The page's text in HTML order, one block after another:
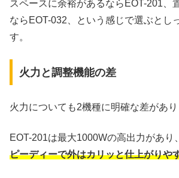
スペースに余裕があるならEOT-201、
ならEOT-032、という感じで選ぶとし
す。
火力と調整機能の差
火力についても2機種に明確な差があり
EOT-201は最大1000Wの高出力があり、
ピーディーで外はカリッと仕上がりや